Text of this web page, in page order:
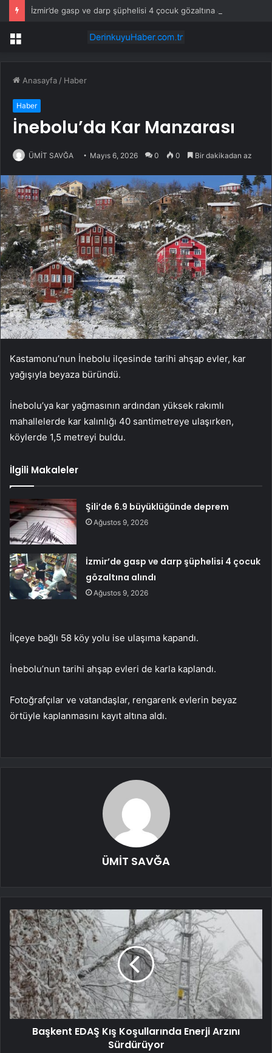
İzmir’de gasp ve darp şüphelisi 4 çocuk gözaltına alındı
Menü
Anasayfa / Haber
Haber
İnebolu’da Kar Manzarası
ÜMİT SAVĞA Mayıs 6, 2026 0 0 Bir dakikadan az
Kastamonu’nun İnebolu ilçesinde tarihi ahşap evler, kar
yağışıyla beyaza büründü.
İnebolu’ya kar yağmasının ardından yüksek rakımlı
mahallelerde kar kalınlığı 40 santimetreye ulaşırken,
köylerde 1,5 metreyi buldu.
İlgili Makaleler
Şili’de 6.9 büyüklüğünde deprem
Ağustos 9, 2026
İzmir’de gasp ve darp şüphelisi 4 çocuk
gözaltına alındı
Ağustos 9, 2026
İlçeye bağlı 58 köy yolu ise ulaşıma kapandı.
İnebolu’nun tarihi ahşap evleri de karla kaplandı.
Fotoğrafçılar ve vatandaşlar, rengarenk evlerin beyaz
örtüyle kaplanmasını kayıt altına aldı.
ÜMİT SAVĞA
Başkent EDAŞ Kış Koşullarında Enerji Arzını
Sürdürüyor